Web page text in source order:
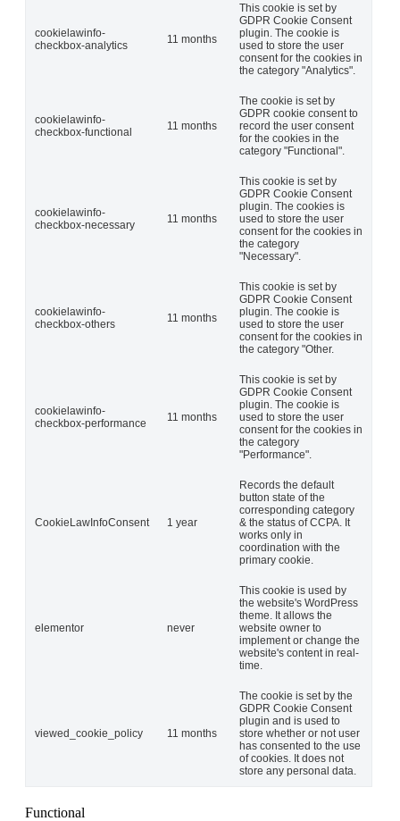
cookielawinfo-
checkbox-analytics
11 months
This cookie is set by
GDPR Cookie Consent
plugin. The cookie is
used to store the user
consent for the cookies in
the category "Analytics".
cookielawinfo-
checkbox-functional
11 months
The cookie is set by
GDPR cookie consent to
record the user consent
for the cookies in the
category "Functional".
cookielawinfo-
checkbox-necessary
11 months
This cookie is set by
GDPR Cookie Consent
plugin. The cookies is
used to store the user
consent for the cookies in
the category
"Necessary".
cookielawinfo-
checkbox-others
11 months
This cookie is set by
GDPR Cookie Consent
plugin. The cookie is
used to store the user
consent for the cookies in
the category "Other.
cookielawinfo-
checkbox-performance
11 months
This cookie is set by
GDPR Cookie Consent
plugin. The cookie is
used to store the user
consent for the cookies in
the category
"Performance".
CookieLawInfoConsent 1 year
Records the default
button state of the
corresponding category
& the status of CCPA. It
works only in
coordination with the
primary cookie.
elementor never
This cookie is used by
the website's WordPress
theme. It allows the
website owner to
implement or change the
website's content in real-
time.
viewed_cookie_policy 11 months
The cookie is set by the
GDPR Cookie Consent
plugin and is used to
store whether or not user
has consented to the use
of cookies. It does not
store any personal data.
Functional